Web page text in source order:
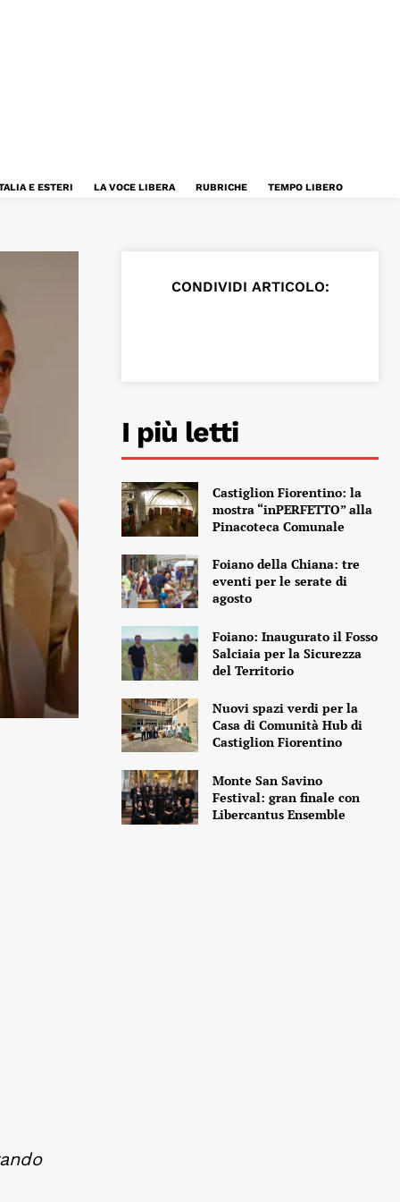
E ESTERI LA VOCE LIBERA RUBRICHE TEMPO LIBERO
CONDIVIDI ARTICOLO:
I più letti
Castiglion Fiorentino: la
mostra “inPERFETTO” alla
Pinacoteca Comunale
Foiano della Chiana: tre
eventi per le serate di
agosto
Foiano: Inaugurato il Fosso
Salciaia per la Sicurezza
del Territorio
Nuovi spazi verdi per la
Casa di Comunità Hub di
Castiglion Fiorentino
Monte San Savino
Festival: gran finale con
Libercantus Ensemble